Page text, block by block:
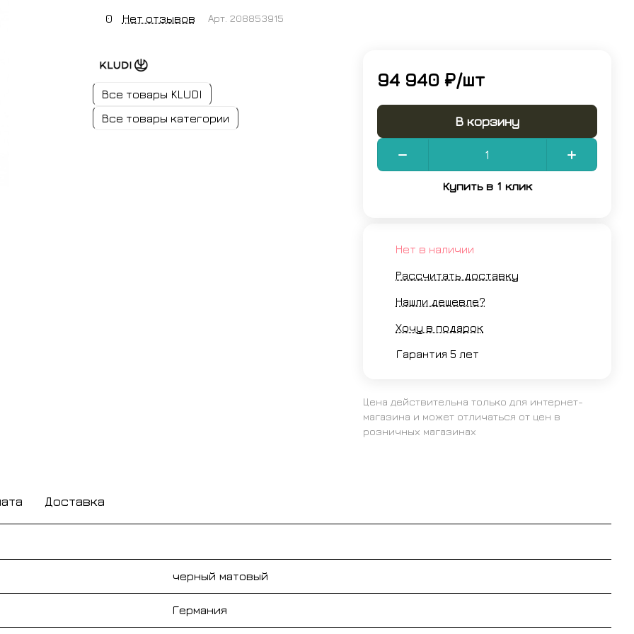
0 Нет отзывов Арт. 208853915
Все товары KLUDI
Все товары категории
94 940 ₽/шт
В корзину
Купить в 1 клик
Нет в наличии
Рассчитать доставку
Нашли дешевле?
Хочу в подарок
Гарантия 5 лет
Цена действительна только для интернет-
магазина и может отличаться от цен в
розничных магазинах
Доставка
черный матовый
Германия